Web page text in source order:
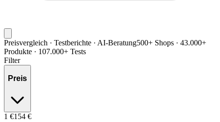
Preisvergleich · Testberichte · AI-Beratung500+ Shops · 43.000+
Produkte · 107.000+ Tests
Filter
Preis
1 €154 €